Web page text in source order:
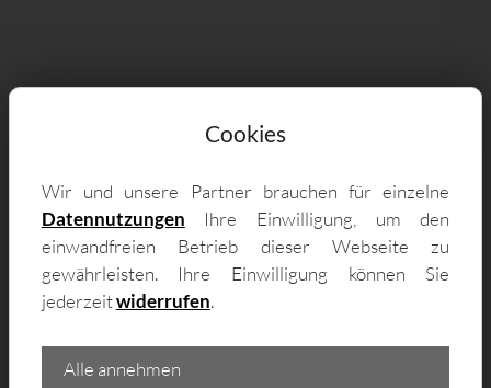
Lieferung & Vor-Ort-Montage für
individuelle Fertiggaragen nach Maß
auch im Ulm - zum Beispiel in:
89075 Mitte, 89081 Weststadt, 89081
Oststadt, 89231 Stadtmitte, 89081 Söflingen,
89211 Neu-Ulm, 89075 Eselsberg, 89233
Offenhausen, 89081 Lehr, 89231
Cookies
Wir und unsere Partner brauchen für einzelne
Datennutzungen Ihre Einwilligung, um den
einwandfreien Betrieb dieser Webseite zu
gewährleisten. Ihre Einwilligung können Sie
jederzeitwiderrufen.
Alle annehmen